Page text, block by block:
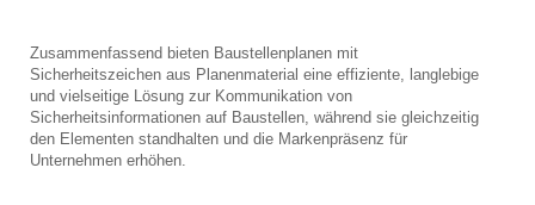
Zusammenfassend bieten Baustellenplanen mit
Sicherheitszeichen aus Planenmaterial eine effiziente, langlebige
und vielseitige Lösung zur Kommunikation von
Sicherheitsinformationen auf Baustellen, während sie gleichzeitig
den Elementen standhalten und die Markenpräsenz für
Unternehmen erhöhen.